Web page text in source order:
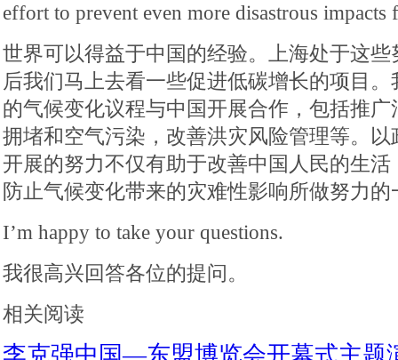
effort to prevent even more disastrous impacts
世界可以得益于中国的经验。上海处于这
后我们马上去看一些促进低碳增长的项目
的气候变化议程与中国开展合作，包括推
拥堵和空气污染，改善洪灾风险管理等。
开展的努力不仅有助于改善中国人民的生
防止气候变化带来的灾难性影响所做努力
I’m happy to take your questions.
我很高兴回答各位的提问。
相关阅读
李克强中国—东盟博览会开幕式主题